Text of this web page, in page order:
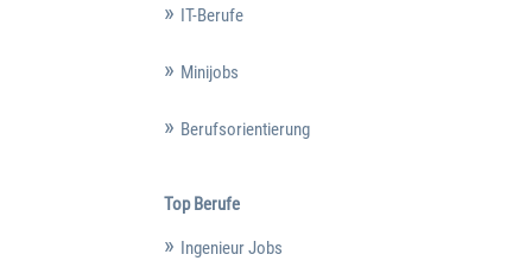
IT-Berufe
Minijobs
Berufsorientierung
Top Berufe
Ingenieur Jobs